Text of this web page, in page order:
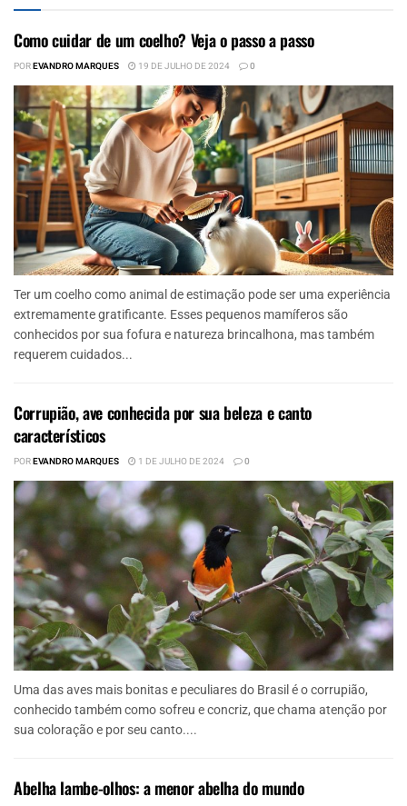
Como cuidar de um coelho? Veja o passo a passo
POREVANDRO MARQUES 19 DE JULHO DE 2024 0
Ter um coelho como animal de estimação pode ser uma experiência
extremamente gratificante. Esses pequenos mamíferos são
conhecidos por sua fofura e natureza brincalhona, mas também
requerem cuidados...
Corrupião, ave conhecida por sua beleza e canto
característicos
POREVANDRO MARQUES 1 DE JULHO DE 2024 0
Uma das aves mais bonitas e peculiares do Brasil é o corrupião,
conhecido também como sofreu e concriz, que chama atenção por
sua coloração e por seu canto....
Abelha lambe-olhos: a menor abelha do mundo